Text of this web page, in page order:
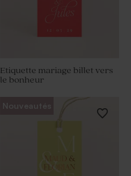
Etiquette mariage billet vers
le bonheur
Nouveautés